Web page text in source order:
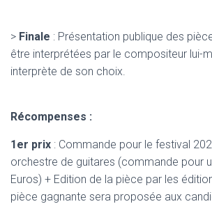
> Finale : Présentation publique des
être interprétées par le compositeur lui-
interprète de son choix.
Récompenses :
1er prix : Commande pour le festival
orchestre de guitares (commande pour
Euros) + Edition de la pièce par les
pièce gagnante sera proposée aux